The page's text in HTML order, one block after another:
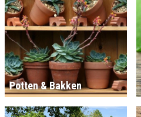
Potten & Bakken